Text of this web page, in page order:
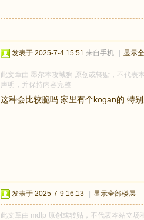
发表于 2025-7-4 15:51 来自手机 显示
此文章由 墨尔本攻城狮 原创或转贴，不代表
声明，并保持内容完整
这种会比较脆吗 家里有个kogan的 特
发表于 2025-7-9 16:13 显示全部楼层
此文章由 mdlp 原创或转贴，不代表本站立